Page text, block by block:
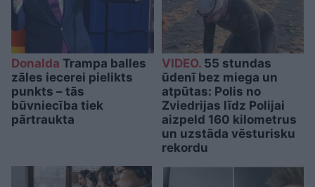
Donalda Trampa balles
zāles iecerei pielikts
punkts – tās
būvniecība tiek
pārtraukta
VIDEO.55 stundas
ūdenī bez miega un
atpūtas: Polis no
Zviedrijas līdz Polijai
aizpeld 160 kilometrus
un uzstāda vēsturisku
rekordu